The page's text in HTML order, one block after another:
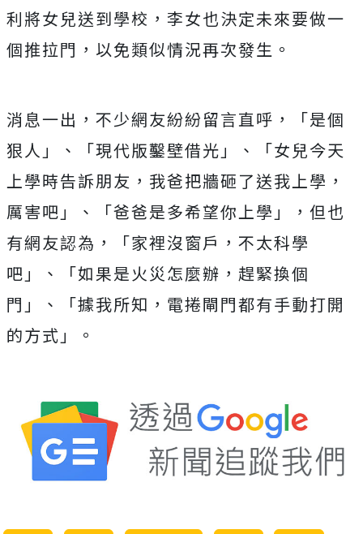
利將女兒送到學校，李女也決定未來要做一
個推拉門，以免類似情況再次發生。
消息一出，不少網友紛紛留言直呼，「是個
狠人」、「現代版鑿壁借光」、「女兒今天
上學時告訴朋友，我爸把牆砸了送我上學，
厲害吧」、「爸爸是多希望你上學」，但也
有網友認為，「家裡沒窗戶，不太科學
吧」、「如果是火災怎麼辦，趕緊換個
門」、「據我所知，電捲閘門都有手動打開
的方式」。